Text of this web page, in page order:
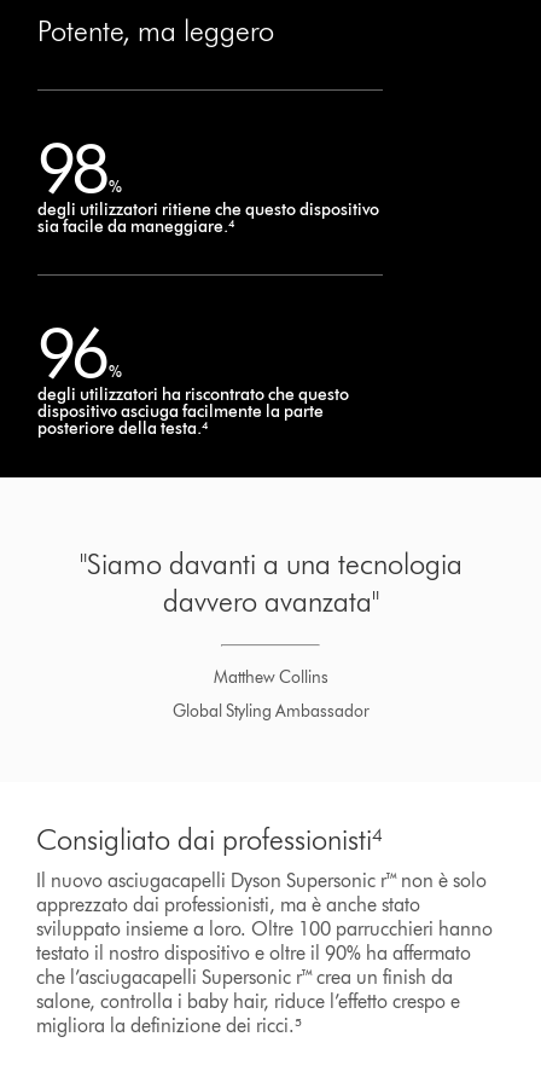
Potente, ma leggero
98%
degli utilizzatori ritiene che questo dispositivo
sia facile da maneggiare.⁴
96%
degli utilizzatori ha riscontrato che questo
dispositivo asciuga facilmente la parte
posteriore della testa.⁴
"Siamo davanti a una tecnologia
davvero avanzata"
Matthew Collins
Global Styling Ambassador
Consigliato dai professionisti⁴
Il nuovo asciugacapelli Dyson Supersonic r™ non è solo
apprezzato dai professionisti, ma è anche stato
sviluppato insieme a loro. Oltre 100 parrucchieri hanno
testato il nostro dispositivo e oltre il 90% ha affermato
che l’asciugacapelli Supersonic r™ crea un finish da
salone, controlla i baby hair, riduce l’effetto crespo e
migliora la definizione dei ricci.⁵